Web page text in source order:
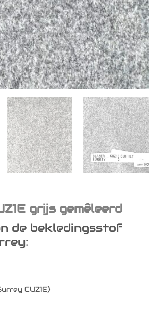
grijs gemêleerd
de bekledingsstof
CUZ1E)